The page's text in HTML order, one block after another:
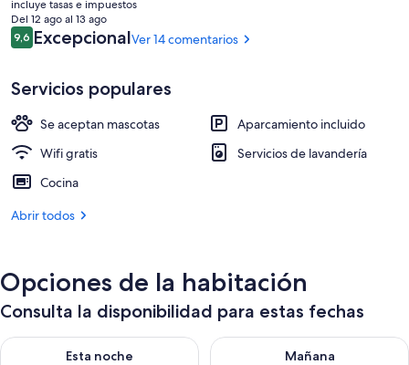
5 dormitorios, edredones de plumas,
actual
es
de
incluye tasas e impuestos
Del 12 ago al 13 ago
Comentarios
9,69,6 de 10
ExcepcionalVer 14 comentarios
Servicios populares
Se aceptan mascotas
Aparcamiento incluido
Wifi gratis
Servicios de lavandería
Cocina
Abrir todos
Opciones de la habitación
Consulta la disponibilidad para estas fechas
Esta noche
Consulta la disponibilidad para esta noche, ago 10 - ago 11
Mañana
Consulta la disponibilidad